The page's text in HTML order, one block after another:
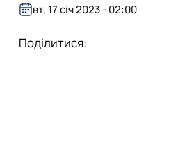
вт, 17 січ 2023 - 02:00
Поділитися: